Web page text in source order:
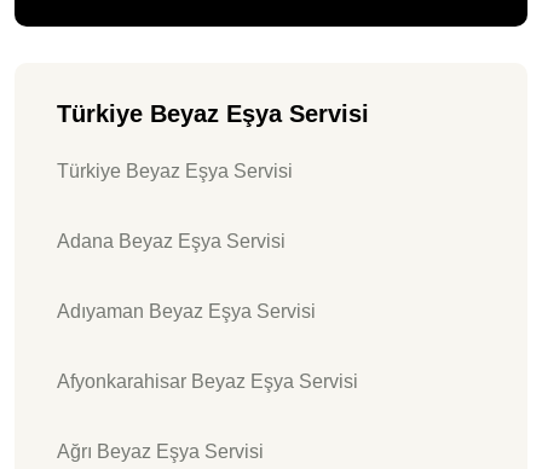
Türkiye Beyaz Eşya Servisi
Türkiye Beyaz Eşya Servisi
Adana Beyaz Eşya Servisi
Adıyaman Beyaz Eşya Servisi
Afyonkarahisar Beyaz Eşya Servisi
Ağrı Beyaz Eşya Servisi